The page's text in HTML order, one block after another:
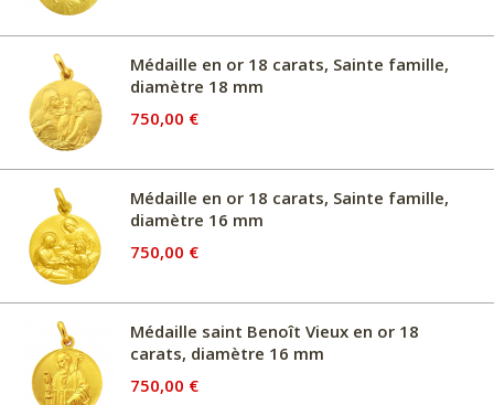
Médaille en or 18 carats, Sainte famille,
diamètre 18 mm
750,00 €
Médaille en or 18 carats, Sainte famille,
diamètre 16 mm
750,00 €
Médaille saint Benoît Vieux en or 18
carats, diamètre 16 mm
750,00 €